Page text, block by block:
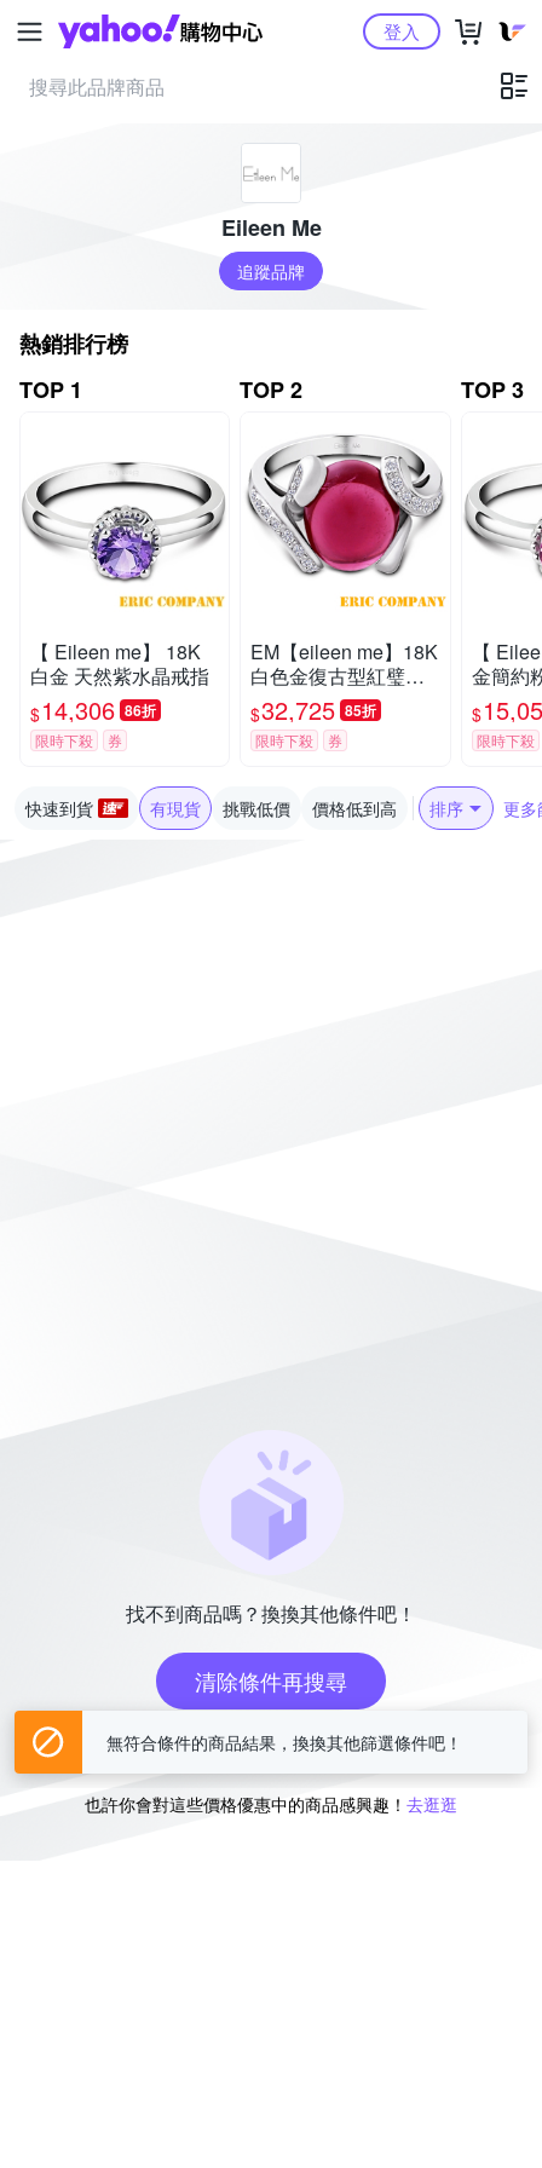
Yahoo購物中心登入
Eileen Me
追蹤品牌
熱銷排行榜
TOP 1
【 Eileen me】 18K
白金 天然紫水晶戒指
$14,306 86折
限時下殺 券
TOP 2
EM【eileen me】18K
白色金復古型紅璧璽
鑽戒
$32,725 85折
限時下殺 券
TOP 3
【
金簡約
$
限時下殺
快速到貨 有現貨 挑戰低價 價格低到高 排序 更多
找不到商品嗎？換換其他條件吧！
清除條件再搜尋
或
也許你會對這些價格優惠中的商品感興趣！ 去逛逛
無符合條件的商品結果，換換其他篩選條件吧！